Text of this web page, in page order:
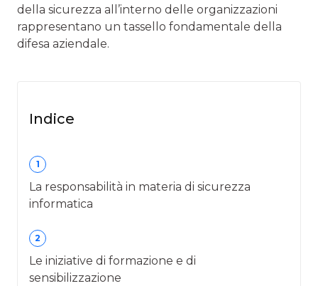
della sicurezza all’interno delle organizzazioni
rappresentano un tassello fondamentale della
difesa aziendale.
Indice
1
La responsabilità in materia di sicurezza
informatica
2
Le iniziative di formazione e di
sensibilizzazione